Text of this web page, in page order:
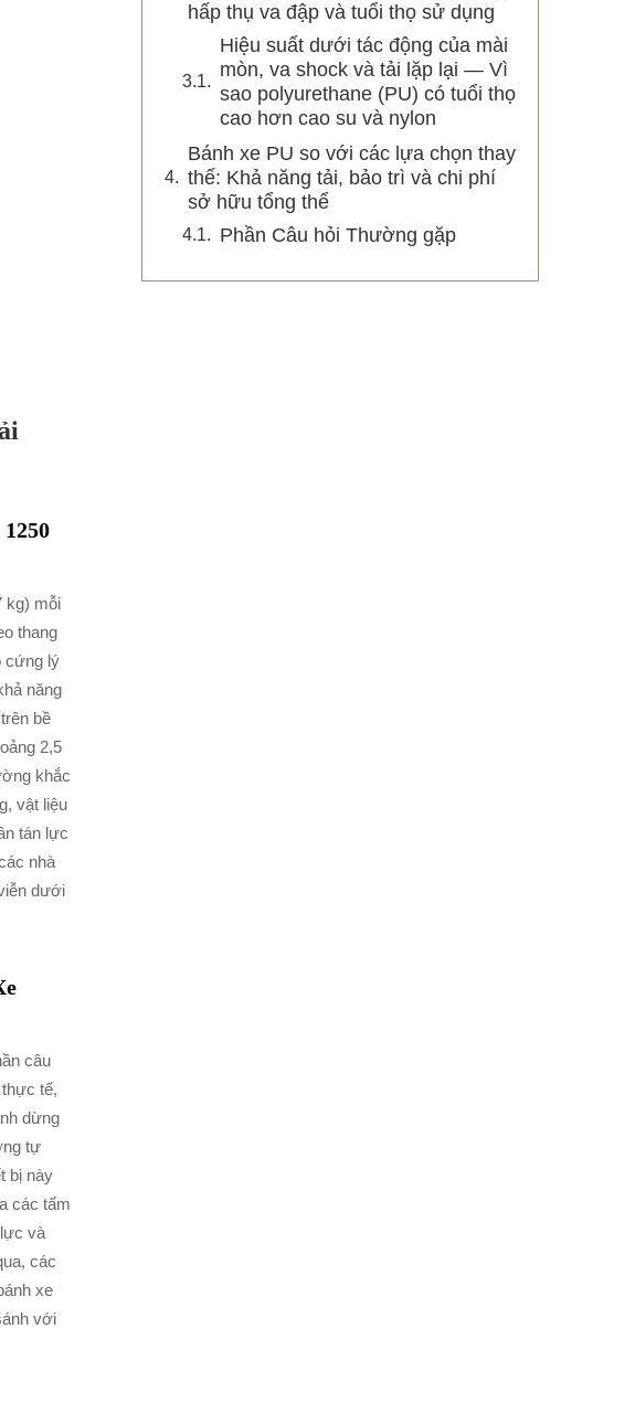
kg) mỗi
thang
cứng lý
năng
bề
2,5
khắc
vật liệu
tán lực
nhà
dưới
câu
tế,
dừng
tự
bị này
các tấm
và
các
xe
với
hấp thụ va đập và tuổi thọ sử dụng
Hiệu suất dưới tác động của mài
mòn, va shock và tải lặp lại — Vì
sao polyurethane (PU) có tuổi thọ
cao hơn cao su và nylon
Bánh xe PU so với các lựa chọn thay
thế: Khả năng tải, bảo trì và chi phí
sở hữu tổng thể
Phần Câu hỏi Thường gặp